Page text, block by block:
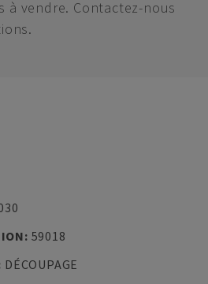
à vendre. Contactez-nous
: 59018
DÉCOUPAGE